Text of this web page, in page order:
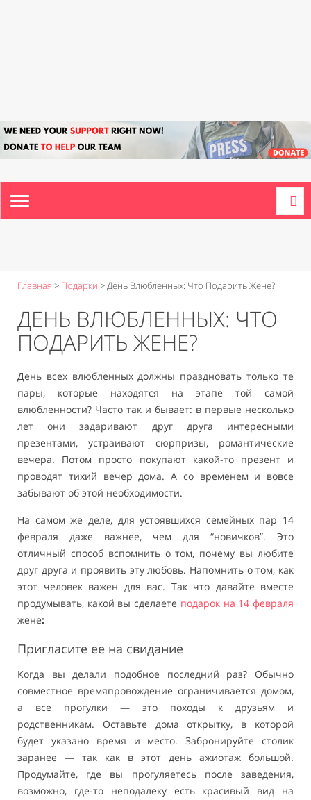
TOGGLE
NAVIGATION
Главная > Подарки >День Влюбленных: Что Подарить Жене?
ДЕНЬ ВЛЮБЛЕННЫХ: ЧТО
ПОДАРИТЬ ЖЕНЕ?
День всех влюбленных должны праздновать только те
пары, которые находятся на этапе той самой
влюбленности? Часто так и бывает: в первые несколько
лет они задаривают друг друга интересными
презентами, устраивают сюрпризы, романтические
вечера. Потом просто покупают какой-то презент и
проводят тихий вечер дома. А со временем и вовсе
забывают об этой необходимости.
На самом же деле, для устоявшихся семейных пар 14
февраля даже важнее, чем для “новичков”. Это
отличный способ вспомнить о том, почему вы любите
друг друга и проявить эту любовь. Напомнить о том, как
этот человек важен для вас. Так что давайте вместе
продумывать, какой вы сделаете подарок на 14 февраля
жене:
Пригласите ее на свидание
Когда вы делали подобное последний раз? Обычно
совместное времяпровождение ограничивается домом,
а все прогулки — это походы к друзьям и
родственникам. Оставьте дома открытку, в которой
будет указано время и место. Забронируйте столик
заранее — так как в этот день ажиотаж большой.
Продумайте, где вы прогуляетесь после заведения,
возможно, где-то неподалеку есть красивый вид на